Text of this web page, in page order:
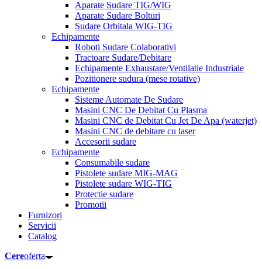
Aparate Sudare TIG/WIG
Aparate Sudare Bolturi
Sudare Orbitala WIG-TIG
Echipamente
Roboti Sudare Colaborativi
Tractoare Sudare/Debitare
Echipamente Exhaustare/Ventilatie Industriale
Pozitionere sudura (mese rotative)
Echipamente
Sisteme Automate De Sudare
Masini CNC De Debitat Cu Plasma
Masini CNC de Debitat Cu Jet De Apa (waterjet)
Masini CNC de debitare cu laser
Accesorii sudare
Echipamente
Consumabile sudare
Pistolete sudare MIG-MAG
Pistolete sudare WIG-TIG
Protectie sudare
Promotii
Furnizori
Servicii
Catalog
Cereoferta